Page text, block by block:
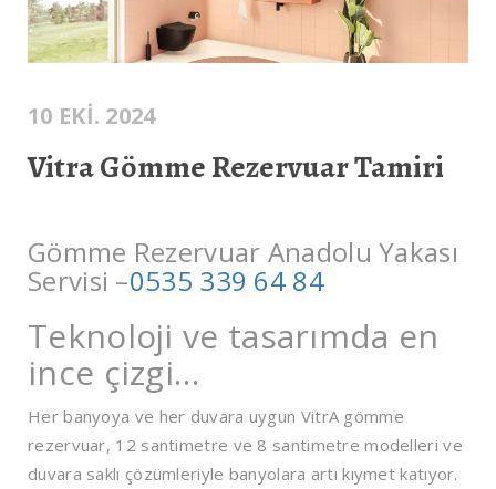
10 EKI. 2024
Vitra Gömme Rezervuar Tamiri
Gömme Rezervuar Anadolu Yakası
Servisi –0535 339 64 84
Teknoloji ve tasarımda en
ince çizgi…
Her banyoya ve her duvara uygun VitrA gömme
rezervuar, 12 santimetre ve 8 santimetre modelleri ve
duvara saklı çözümleriyle banyolara artı kıymet katıyor.